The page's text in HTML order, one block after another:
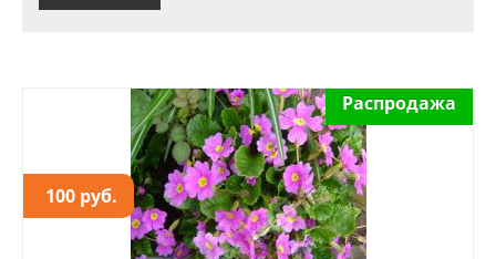
100 руб.
Распродажа